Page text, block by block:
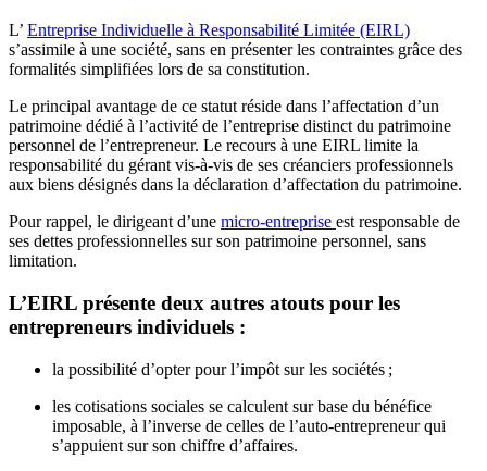
L’ Entreprise Individuelle à Responsabilité Limitée (EIRL)
s’assimile à une société, sans en présenter les contraintes grâce des
formalités simplifiées lors de sa constitution.
Le principal avantage de ce statut réside dans l’affectation d’un
patrimoine dédié à l’activité de l’entreprise distinct du patrimoine
personnel de l’entrepreneur. Le recours à une EIRL limite la
responsabilité du gérant vis-à-vis de ses créanciers professionnels
aux biens désignés dans la déclaration d’affectation du patrimoine.
Pour rappel, le dirigeant d’une micro-entreprise est responsable de
ses dettes professionnelles sur son patrimoine personnel, sans
limitation.
L’EIRL présente deux autres atouts pour les
entrepreneurs individuels :
la possibilité d’opter pour l’impôt sur les sociétés ;
les cotisations sociales se calculent sur base du bénéfice
imposable, à l’inverse de celles de l’auto-entrepreneur qui
s’appuient sur son chiffre d’affaires.